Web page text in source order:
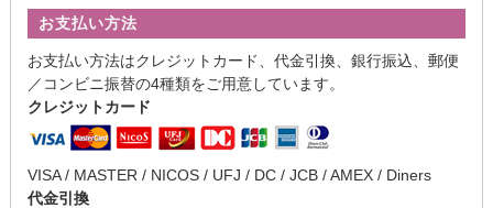
お支払い方法
お支払い方法はクレジットカード、代金引換、銀行振込、郵便
／コンビニ振替の4種類をご用意しています。
クレジットカード
VISA / MASTER / NICOS / UFJ / DC / JCB / AMEX / Diners
代金引換